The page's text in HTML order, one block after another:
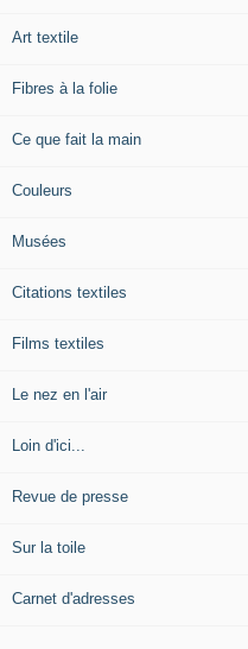
Art textile
Fibres à la folie
Ce que fait la main
Couleurs
Musées
Citations textiles
Films textiles
Le nez en l'air
Loin d'ici...
Revue de presse
Sur la toile
Carnet d'adresses